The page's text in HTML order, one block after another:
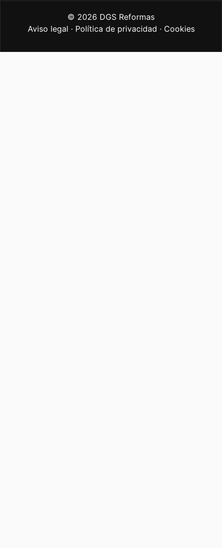
© 2026 DGS Reformas
Aviso legal · Política de privacidad · Cookies